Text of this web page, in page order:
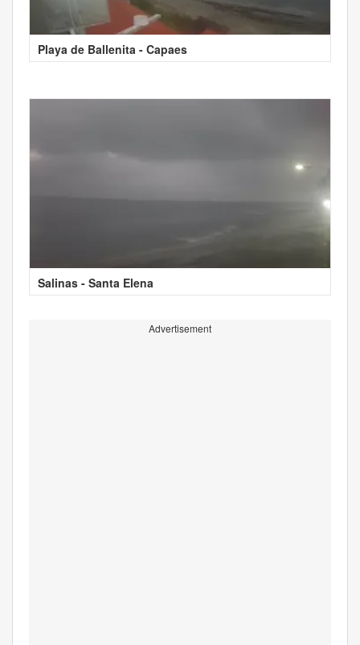
Playa de Ballenita - Capaes
Salinas - Santa Elena
Advertisement